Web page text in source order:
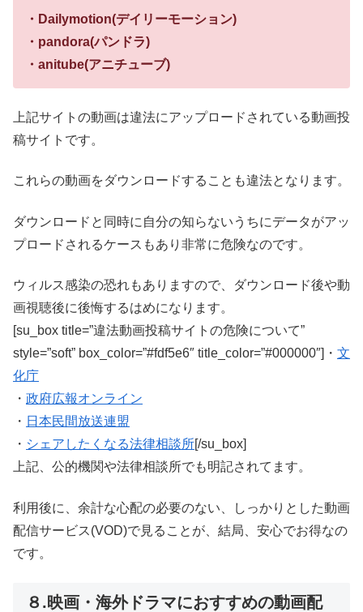
・Dailymotion(デイリーモーション)
・pandora(パンドラ)
・anitube(アニチューブ)
上記サイトの動画は違法にアップロードされている動画投
稿サイトです。
これらの動画をダウンロードすることも違法となります。
ダウンロードと同時に自分の知らないうちにデータがアッ
プロードされるケースもあり非常に危険なのです。
ウィルス感染の恐れもありますので、ダウンロード後や動
画視聴後に後悔するはめになります。
[su_box title=”違法動画投稿サイトの危険について”
style=”soft” box_color=”#fdf5e6″ title_color=”#000000″]・ 文
化庁
・ 政府広報オンライン
・ 日本民間放送連盟
・ シェアしたくなる法律相談所[/su_box]
上記、公的機関や法律相談所でも明記されてます。
利用後に、余計な心配の必要のない、しっかりとした動画
配信サービス(VOD)で見ることが、結局、安心でお得なの
です。
８.映画・海外ドラマにおすすめの動画配